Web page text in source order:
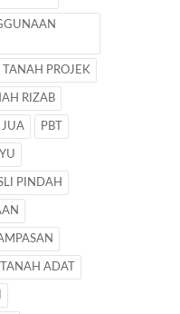
TANAH PROJEK
RIZAB
JUA PBT
PINDAH
TANAH ADAT